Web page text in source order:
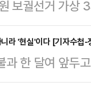
보궐선거 가상
민의힘 대표가
기관 미디어토
방식으로 부산
물이 맞붙는다
라 '현실'이다 [기자수첩-
과 한 달여 앞두
받았다. 당 지